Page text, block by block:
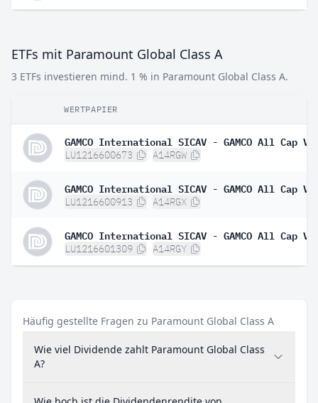
ETFs mit Paramount Global Class A
3 ETFs investieren mind. 1 % in Paramount Global Class A.
WERTPAPIER
LU1216600673 A14RGW
LU1216600913 A14RGX
LU1216601309 A14RGY
Häufig gestellte Fragen zu Paramount Global Class A
Wie viel Dividende zahlt Paramount Global Class
A?